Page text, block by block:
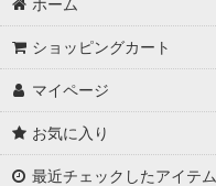
ホーム
ショッピングカート
マイページ
お気に入り
最近チェックしたアイテム